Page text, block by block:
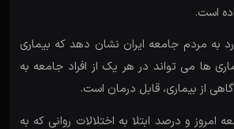
است.
به مردم جامعه ایران نشان دهد که بیماری
ها می تواند در هر یک از افراد جامعه به
از بیماری، قابل درمان است.
امروز و درصد ابتلا به اختلالات روانی که به